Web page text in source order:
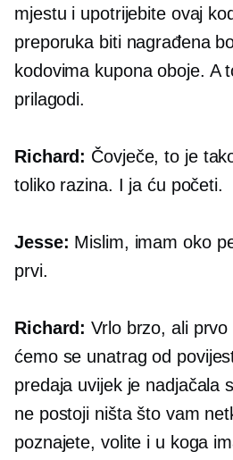
mjestu i upotrijebite ovaj
preporuka biti nagrađena
kodovima kupona oboje. A
prilagodi.
Richard: Čovječe, to je
toliko razina. I ja ću početi.
Jesse: Mislim, imam oko
prvi.
Richard: Vrlo brzo, ali
ćemo se unatrag od
predaja uvijek je nadjačala
ne postoji ništa što vam
poznajete, volite i u koga